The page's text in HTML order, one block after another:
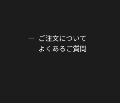
ご注文について
よくあるご質問